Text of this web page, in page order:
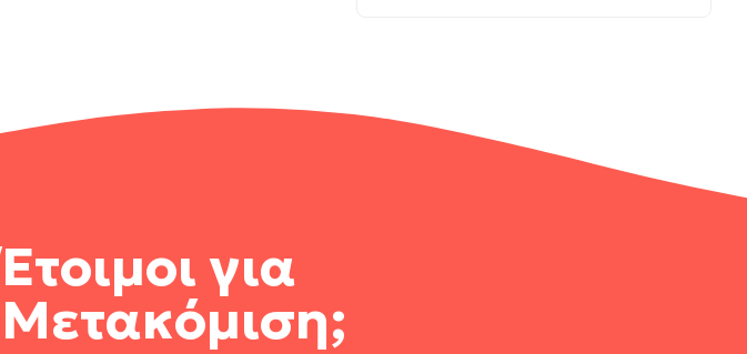
Έτοιμοι για
Μετακόμιση;